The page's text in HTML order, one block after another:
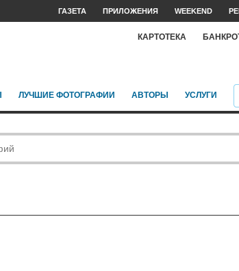
ГАЗЕТА ПРИЛОЖЕНИЯ WEEKEND
КАРТОТЕКА
ЛУЧШИЕ ФОТОГРАФИИ АВТОРЫ УСЛУГИ